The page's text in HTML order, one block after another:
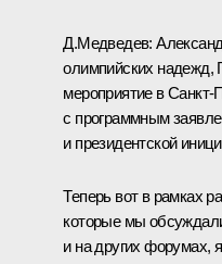
Д.Медведев:
олимпийских надежд,
мероприятие в Санкт-
с программным
и президентской
Теперь вот в рамках
которые мы
и на других форумах,